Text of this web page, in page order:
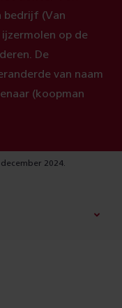
bedrijf (Van
ijzermolen op de
De
van naam
(koopman
2024.